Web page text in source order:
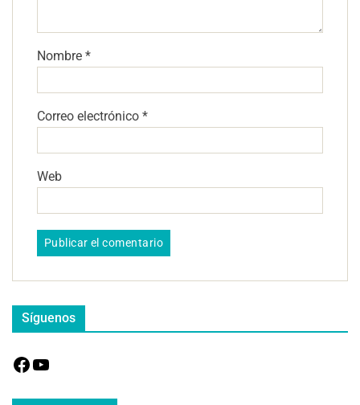
Nombre *
Correo electrónico *
Web
Síguenos